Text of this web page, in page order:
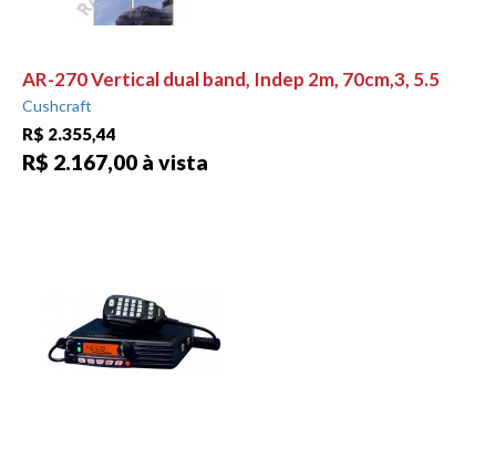
AR-270 Vertical dual band, Indep 2m, 70cm,3, 5.5
Cushcraft
R$ 2.355,44
R$ 2.167,00 à vista